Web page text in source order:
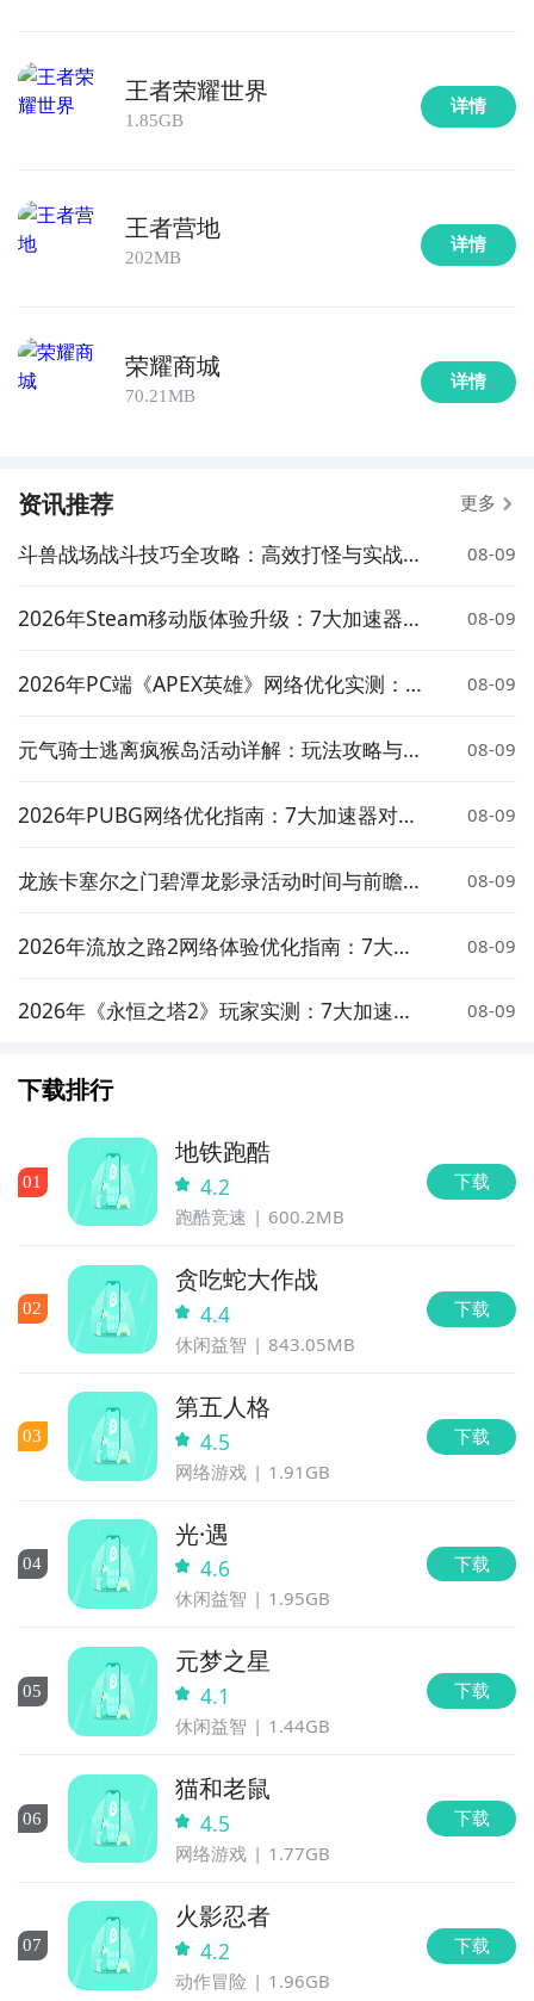
王者荣耀世界
1.85GB
详情
王者营地
202MB
详情
荣耀商城
70.21MB
详情
资讯推荐 更多
斗兽战场战斗技巧全攻略：高效打怪与实战策
08-09
2026年Steam移动版体验升级：7大加速器对
08-09
2026年PC端《APEX英雄》网络优化实测：7
08-09
元气骑士逃离疯猴岛活动详解：玩法攻略与奖
08-09
2026年PUBG网络优化指南：7大加速器对比
08-09
龙族卡塞尔之门碧潭龙影录活动时间与前瞻介
08-09
2026年流放之路2网络体验优化指南：7大加
08-09
2026年《永恒之塔2》玩家实测：7大加速器
08-09
下载排行
01
地铁跑酷
4.2
跑酷竞速 600.2MB
下载
02
贪吃蛇大作战
4.4
休闲益智 843.05MB
下载
03
第五人格
4.5
网络游戏 1.91GB
下载
04
光·遇
4.6
休闲益智 1.95GB
下载
05
元梦之星
4.1
休闲益智 1.44GB
下载
06
猫和老鼠
4.5
网络游戏 1.77GB
下载
07
火影忍者
4.2
动作冒险 1.96GB
下载